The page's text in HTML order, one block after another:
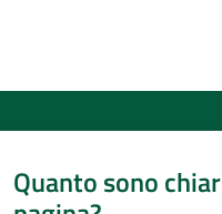
Quanto sono